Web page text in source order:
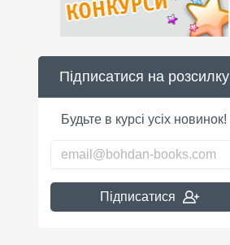
Підписатися на розсилку
Будьте в курсі усіх новинок!
Підписатися